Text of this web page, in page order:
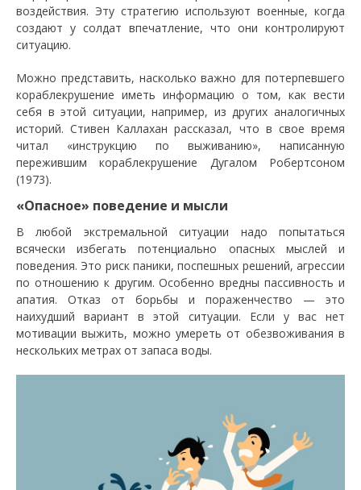
воздействия. Эту стратегию используют военные, когда
создают у солдат впечатление, что они контролируют
ситуацию.
Можно представить, насколько важно для потерпевшего
кораблекрушение иметь информацию о том, как вести
себя в этой ситуации, например, из других аналогичных
историй. Стивен Каллахан рассказал, что в свое время
читал «инструкцию по выживанию», написанную
пережившим кораблекрушение Дугалом Робертсоном
(1973).
«Опасное» поведение и мысли
В любой экстремальной ситуации надо попытаться
всячески избегать потенциально опасных мыслей и
поведения. Это риск паники, поспешных решений, агрессии
по отношению к другим. Особенно вредны пассивность и
апатия. Отказ от борьбы и пораженчество — это
наихудший вариант в этой ситуации. Если у вас нет
мотивации выжить, можно умереть от обезвоживания в
нескольких метрах от запаса воды.